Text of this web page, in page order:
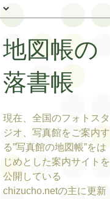
地図帳の
落書帳
現在、全国のフォトスタ
ジオ、写真館をご案内す
る”写真館の地図帳”をは
じめとした案内サイトを
公開している
chizucho.netの主に更新